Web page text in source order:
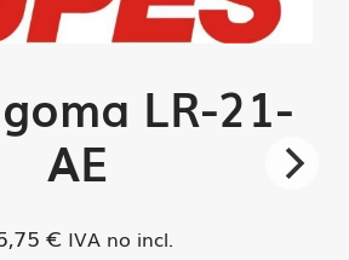
LR-21-
AE
€ IVA no incl.